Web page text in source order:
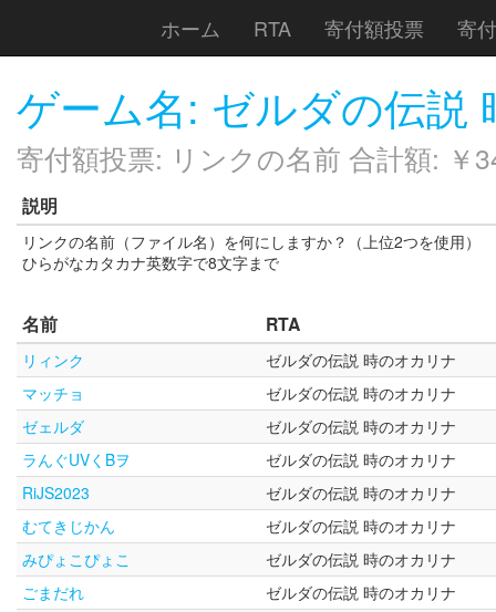
ホーム RTA 寄付額投票 寄
ゲーム名: ゼルダの伝説
寄付額投票: リンクの名前 合計額: ￥
説明
リンクの名前（ファイル名）を何にしますか？（上位2つを使用）
ひらがなカタカナ英数字で8文字まで
名前 RTA
リィンク
ゼルダの伝説 時のオカリナ
マッチョ
ゼルダの伝説 時のオカリナ
ゼェルダ
ゼルダの伝説 時のオカリナ
ラんぐUVくBヲ
ゼルダの伝説 時のオカリナ
RiJS2023
ゼルダの伝説 時のオカリナ
むてきじかん
ゼルダの伝説 時のオカリナ
みぴょこぴょこ
ゼルダの伝説 時のオカリナ
ごまだれ
ゼルダの伝説 時のオカリナ